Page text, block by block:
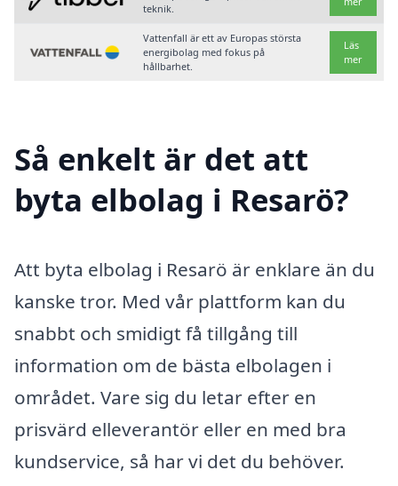
teknik.
Vattenfall är ett av Europas största
energibolag med fokus på
hållbarhet.
Läs
mer
Så enkelt är det att
byta elbolag i Resarö?
Att byta elbolag i Resarö är enklare än du
kanske tror. Med vår plattform kan du
snabbt och smidigt få tillgång till
information om de bästa elbolagen i
området. Vare sig du letar efter en
prisvärd elleverantör eller en med bra
kundservice, så har vi det du behöver.